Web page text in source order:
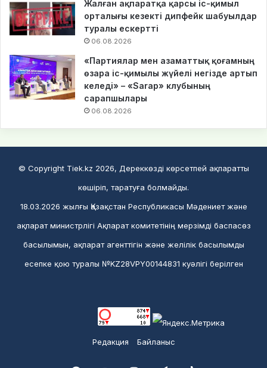
Жалған ақпаратқа қарсы іс-қимыл
орталығы кезекті дипфейк шабуылдар
туралы ескертті
06.08.2026
«Партиялар мен азаматтық қоғамның
өзара іс-қимылы жүйелі негізде артып
келеді» – «Sarap» клубының
сарапшылары
06.08.2026
© Copyright Tiek.kz 2026, Дереккөзді көрсетпей ақпаратты
көшіріп, таратуға болмайды.
18.03.2026 жылғы Қазақстан Республикасы Мәдениет және
ақпарат министрлігі Ақпарат комитетінің мерзімді баспасөз
басылымын, ақпарат агенттігін және желілік басылымды
есепке қою туралы №KZ28VPY00144831 куәлігі берілген
Редакция Байланыс